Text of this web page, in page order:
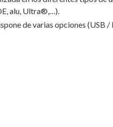
alu, Ultra®,…).
de varias opciones (USB